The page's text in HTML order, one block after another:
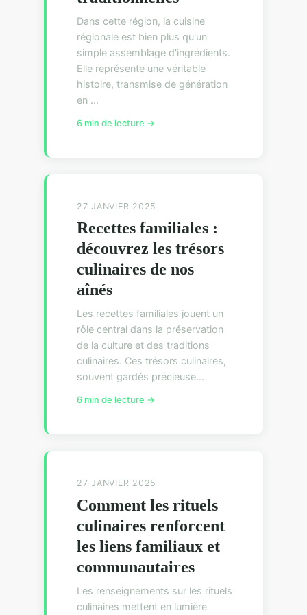
Dans cette région, la cuisine
régionale est bien plus qu'un
simple assemblage d'ingrédients.
Elle représente une véritable
histoire, transmise de génération
en ...
6 min de lecture →
27 JANVIER 2025
Recettes familiales :
découvrez les trésors
culinaires de nos
aînés
Les recettes familiales jouent un
rôle central dans la préservation
de la culture et des traditions
culinaires. Ces trésors culinaires,
souvent gardés précieuse...
6 min de lecture →
27 JANVIER 2025
Comment les rituels
culinaires renforcent
les liens familiaux et
communautaires
Les renseignements sur les rituels
culinaires mettent en lumière